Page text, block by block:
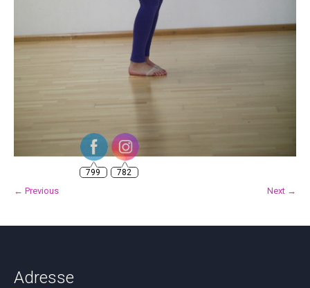
← Previous Next →
Adresse
799 782